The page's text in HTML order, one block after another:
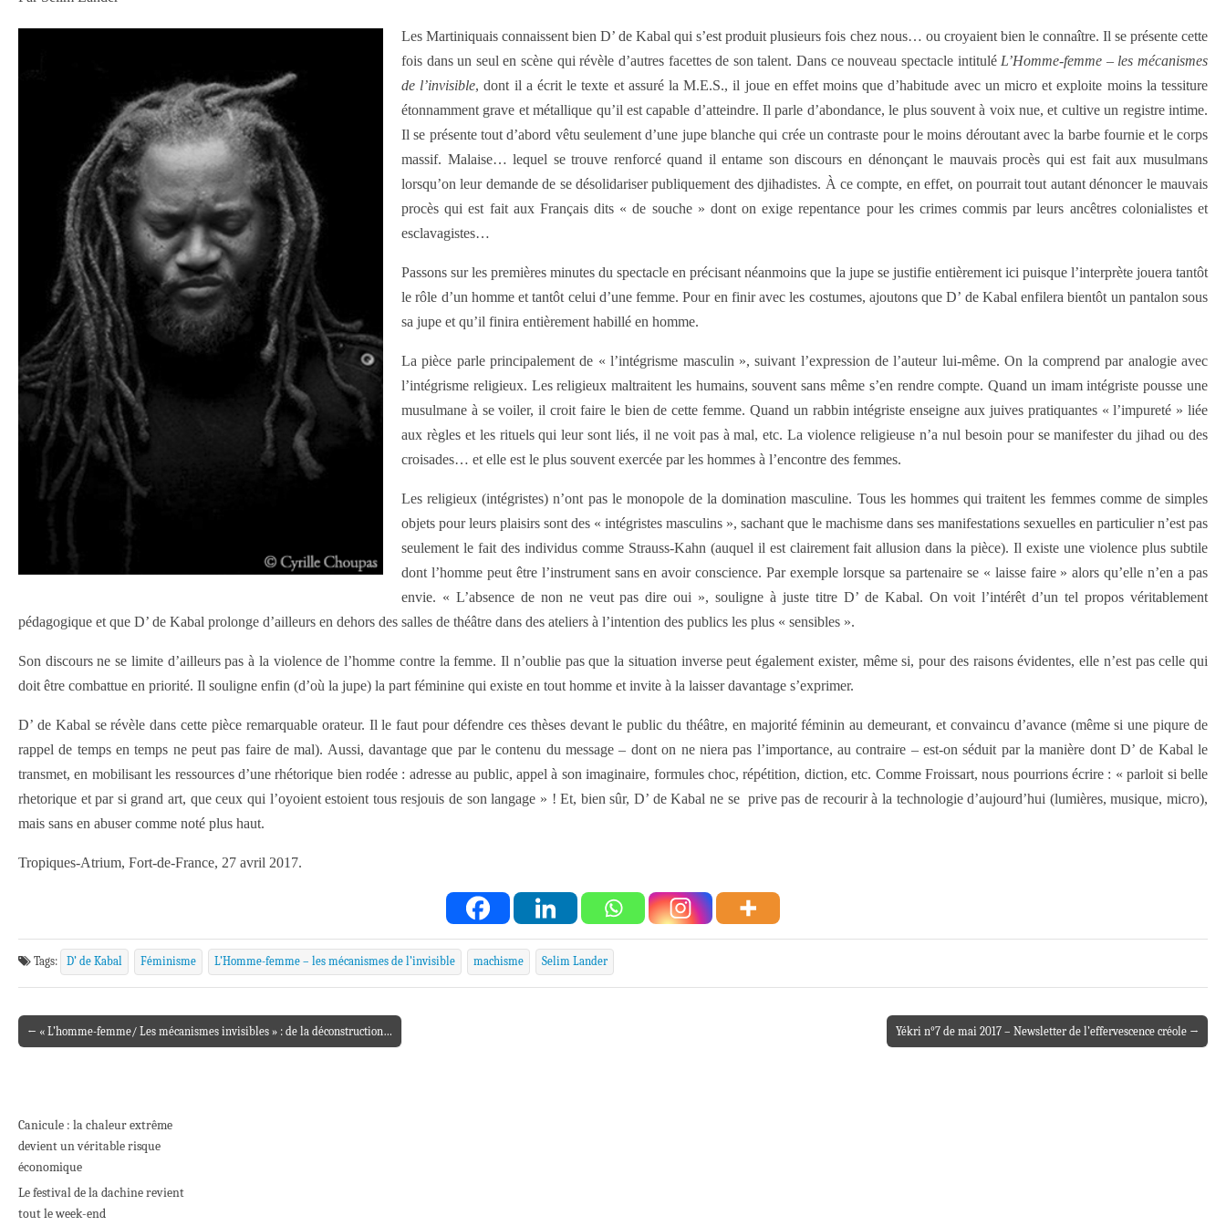
Les Martiniquais connaissent bien D’ de Kabal qui s’est produit plusieurs fois chez nous… ou croyaient bien le connaître. Il se présente cette
fois dans un seul en scène qui révèle d’autres facettes de son talent. Dans ce nouveau spectacle intitulé L’Homme-femme – les mécanismes
de l’invisible, dont il a écrit le texte et assuré la M.E.S., il joue en effet moins que d’habitude avec un micro et exploite moins la tessiture
étonnamment grave et métallique qu’il est capable d’atteindre. Il parle d’abondance, le plus souvent à voix nue, et cultive un registre intime.
Il se présente tout d’abord vêtu seulement d’une jupe blanche qui crée un contraste pour le moins déroutant avec la barbe fournie et le corps
massif. Malaise… lequel se trouve renforcé quand il entame son discours en dénonçant le mauvais procès qui est fait aux musulmans
lorsqu’on leur demande de se désolidariser publiquement des djihadistes. À ce compte, en effet, on pourrait tout autant dénoncer le mauvais
procès qui est fait aux Français dits « de souche » dont on exige repentance pour les crimes commis par leurs ancêtres colonialistes et
esclavagistes…
Passons sur les premières minutes du spectacle en précisant néanmoins que la jupe se justifie entièrement ici puisque l’interprète jouera tantôt
le rôle d’un homme et tantôt celui d’une femme. Pour en finir avec les costumes, ajoutons que D’ de Kabal enfilera bientôt un pantalon sous
sa jupe et qu’il finira entièrement habillé en homme.
La pièce parle principalement de « l’intégrisme masculin », suivant l’expression de l’auteur lui-même. On la comprend par analogie avec
l’intégrisme religieux. Les religieux maltraitent les humains, souvent sans même s’en rendre compte. Quand un imam intégriste pousse une
musulmane à se voiler, il croit faire le bien de cette femme. Quand un rabbin intégriste enseigne aux juives pratiquantes « l’impureté » liée
aux règles et les rituels qui leur sont liés, il ne voit pas à mal, etc. La violence religieuse n’a nul besoin pour se manifester du jihad ou des
croisades… et elle est le plus souvent exercée par les hommes à l’encontre des femmes.
Les religieux (intégristes) n’ont pas le monopole de la domination masculine. Tous les hommes qui traitent les femmes comme de simples
objets pour leurs plaisirs sont des « intégristes masculins », sachant que le machisme dans ses manifestations sexuelles en particulier n’est pas
seulement le fait des individus comme Strauss-Kahn (auquel il est clairement fait allusion dans la pièce). Il existe une violence plus subtile
dont l’homme peut être l’instrument sans en avoir conscience. Par exemple lorsque sa partenaire se « laisse faire » alors qu’elle n’en a pas
envie. « L’absence de non ne veut pas dire oui », souligne à juste titre D’ de Kabal. On voit l’intérêt d’un tel propos véritablement
pédagogique et que D’ de Kabal prolonge d’ailleurs en dehors des salles de théâtre dans des ateliers à l’intention des publics les plus « sensibles ».
Son discours ne se limite d’ailleurs pas à la violence de l’homme contre la femme. Il n’oublie pas que la situation inverse peut également exister, même si, pour des raisons évidentes, elle n’est pas celle qui
doit être combattue en priorité. Il souligne enfin (d’où la jupe) la part féminine qui existe en tout homme et invite à la laisser davantage s’exprimer.
D’ de Kabal se révèle dans cette pièce remarquable orateur. Il le faut pour défendre ces thèses devant le public du théâtre, en majorité féminin au demeurant, et convaincu d’avance (même si une piqure de
rappel de temps en temps ne peut pas faire de mal). Aussi, davantage que par le contenu du message – dont on ne niera pas l’importance, au contraire – est-on séduit par la manière dont D’ de Kabal le
transmet, en mobilisant les ressources d’une rhétorique bien rodée : adresse au public, appel à son imaginaire, formules choc, répétition, diction, etc. Comme Froissart, nous pourrions écrire : « parloit si belle
rhetorique et par si grand art, que ceux qui l’oyoient estoient tous resjouis de son langage » ! Et, bien sûr, D’ de Kabal ne se prive pas de recourir à la technologie d’aujourd’hui (lumières, musique, micro),
mais sans en abuser comme noté plus haut.
Tropiques-Atrium, Fort-de-France, 27 avril 2017.
Tags: D’ de Kabal Féminisme L’Homme-femme – les mécanismes de l’invisible machisme Selim Lander
Post navigation
← « L’homme-femme/ Les mécanismes invisibles » : de la déconstruction… Yékri n°7 de mai 2017 – Newsletter de l’effervescence créole →
Canicule : la chaleur extrême
devient un véritable risque
économique
Le festival de la dachine revient
tout le week-end